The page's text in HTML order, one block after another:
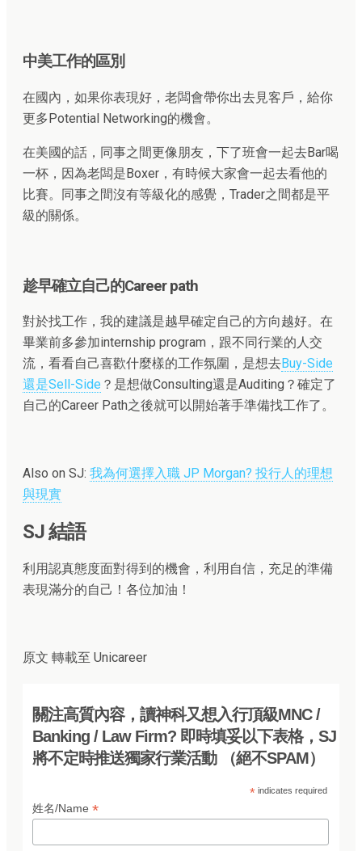
中美工作的區別
在國內，如果你表現好，老闆會帶你出去見客戶，給你
更多Potential Networking的機會。
在美國的話，同事之間更像朋友，下了班會一起去Bar喝
一杯，因為老闆是Boxer，有時候大家會一起去看他的
比賽。同事之間沒有等級化的感覺，Trader之間都是平
級的關係。
趁早確立自己的Career path
對於找工作，我的建議是越早確定自己的方向越好。在
畢業前多參加internship program，跟不同行業的人交
流，看看自己喜歡什麼樣的工作氛圍，是想去Buy-Side
還是Sell-Side ？是想做Consulting還是Auditing？確定了
自己的Career Path之後就可以開始著手準備找工作了。
Also on SJ: 我為何選擇入職 JP Morgan? 投行人的理想
與現實
SJ 結語
利用認真態度面對得到的機會，利用自信，充足的準備
表現滿分的自己！各位加油！
原文 轉載至 Unicareer
關注高質內容，讀神科又想入行頂級MNC /
Banking / Law Firm? 即時填妥以下表格，SJ
將不定時推送獨家行業活動 （絕不SPAM）
*indicates required
姓名/Name *